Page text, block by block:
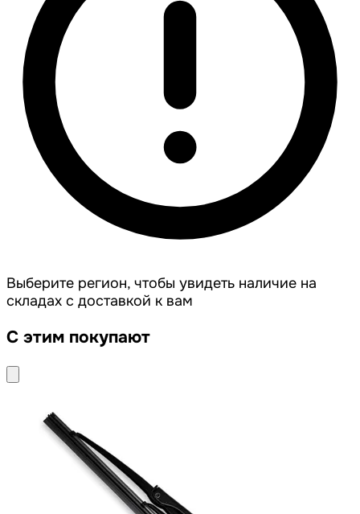
Выберите регион, чтобы увидеть наличие на
складах с доставкой к вам
С этим покупают